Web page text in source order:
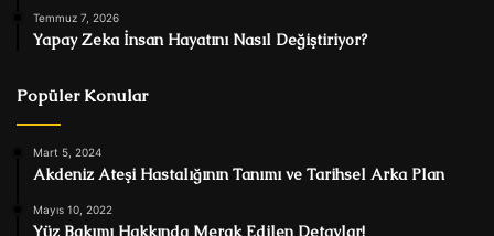
Temmuz 7, 2026
Yapay Zeka İnsan Hayatını Nasıl Değiştiriyor?
Popüler Konular
Mart 5, 2024
Akdeniz Ateşi Hastalığının Tanımı ve Tarihsel Arka Plan
Mayıs 10, 2022
Yüz Bakımı Hakkında Merak Edilen Detaylar!